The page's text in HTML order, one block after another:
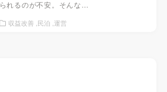
られるのが不安。そんな…
収益改善 民泊 運営